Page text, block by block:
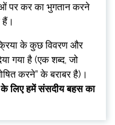
पर कर का भुगतान करने
हैं।
के कुछ विवरण और
गया है (एक शब्द, जो
करने” के बराबर है)।
लिए हमें संसदीय बहस का